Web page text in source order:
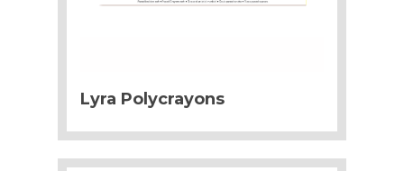
Lyra Polycrayons